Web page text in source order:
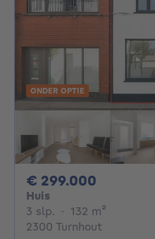
ONDER OPTIE
€ 299.000
Huis
3 slp. 3 slaapkamers
· 132 m²
2300 Turnhout